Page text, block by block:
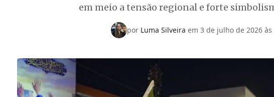
em meio a tensão regional e forte
por Luma Silveira em3 de julho de 2026 às